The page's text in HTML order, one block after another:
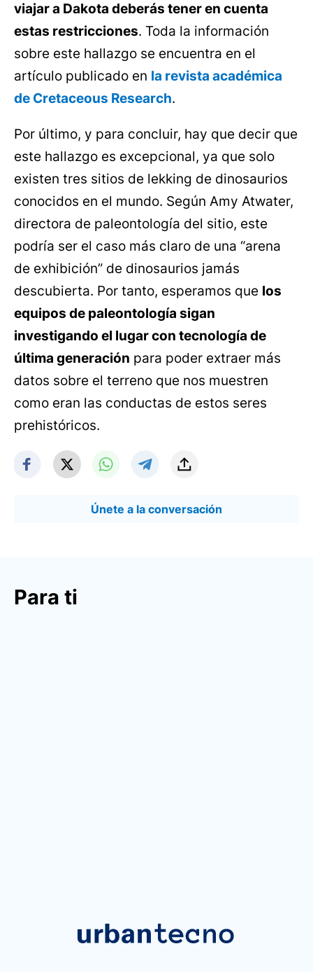
viajar a Dakota deberás tener en cuenta
estas restricciones. Toda la información
sobre este hallazgo se encuentra en el
artículo publicado en la revista académica
de Cretaceous Research.
Por último, y para concluir, hay que decir que
este hallazgo es excepcional, ya que solo
existen tres sitios de lekking de dinosaurios
conocidos en el mundo. Según Amy Atwater,
directora de paleontología del sitio, este
podría ser el caso más claro de una “arena
de exhibición” de dinosaurios jamás
descubierta. Por tanto, esperamos que los
equipos de paleontología sigan
investigando el lugar con tecnología de
última generación para poder extraer más
datos sobre el terreno que nos muestren
como eran las conductas de estos seres
prehistóricos.
Únete a la conversación
Para ti